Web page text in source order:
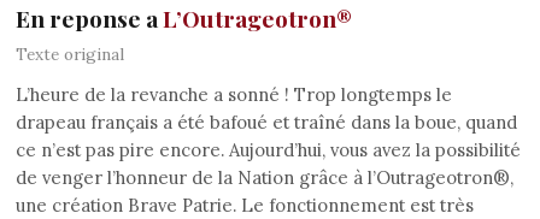
En reponse aL’Outrageotron®
Texte original
L’heure de la revanche a sonné ! Trop longtemps le
drapeau français a été bafoué et traîné dans la boue, quand
ce n’est pas pire encore. Aujourd’hui, vous avez la possibilité
de venger l’honneur de la Nation grâce à l’Outrageotron®,
une création Brave Patrie. Le fonctionnement est très